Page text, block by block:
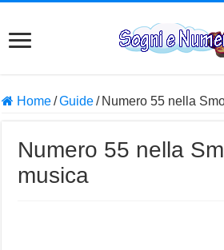
Home/Guide/ Numero 55 nella
Numero 55 nella
musica